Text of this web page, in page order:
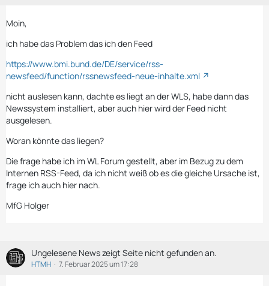
Moin,
ich habe das Problem das ich den Feed
https://www.bmi.bund.de/DE/service/rss-
newsfeed/function/rssnewsfeed-neue-inhalte.xml
nicht auslesen kann, dachte es liegt an der WLS, habe dann das
Newssystem installiert, aber auch hier wird der Feed nicht
ausgelesen.
Woran könnte das liegen?
Die frage habe ich im WL Forum gestellt, aber im Bezug zu dem
Internen RSS-Feed, da ich nicht weiß ob es die gleiche Ursache ist,
frage ich auch hier nach.
MfG Holger
Ungelesene News zeigt Seite nicht gefunden an.
HTMH 7. Februar 2025 um 17:28